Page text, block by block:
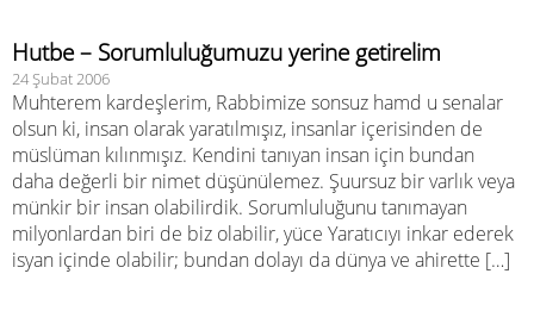
Hutbe – Sorumluluğumuzu yerine getirelim
24 Şubat 2006
Muhterem kardeşlerim, Rabbimize sonsuz hamd u senalar
olsun ki, insan olarak yaratılmışız, insanlar içerisinden de
müslüman kılınmışız. Kendini tanıyan insan için bundan
daha değerli bir nimet düşünülemez. Şuursuz bir varlık veya
münkir bir insan olabilirdik. Sorumluluğunu tanımayan
milyonlardan biri de biz olabilir, yüce Yaratıcıyı inkar ederek
isyan içinde olabilir; bundan dolayı da dünya ve ahirette […]